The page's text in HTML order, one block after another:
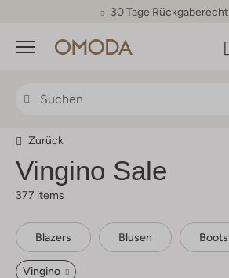
30 Tage Rückgaberecht
Menü
Zurück
Vingino Sale
377 items
Blazers Blusen Boots
Vingino